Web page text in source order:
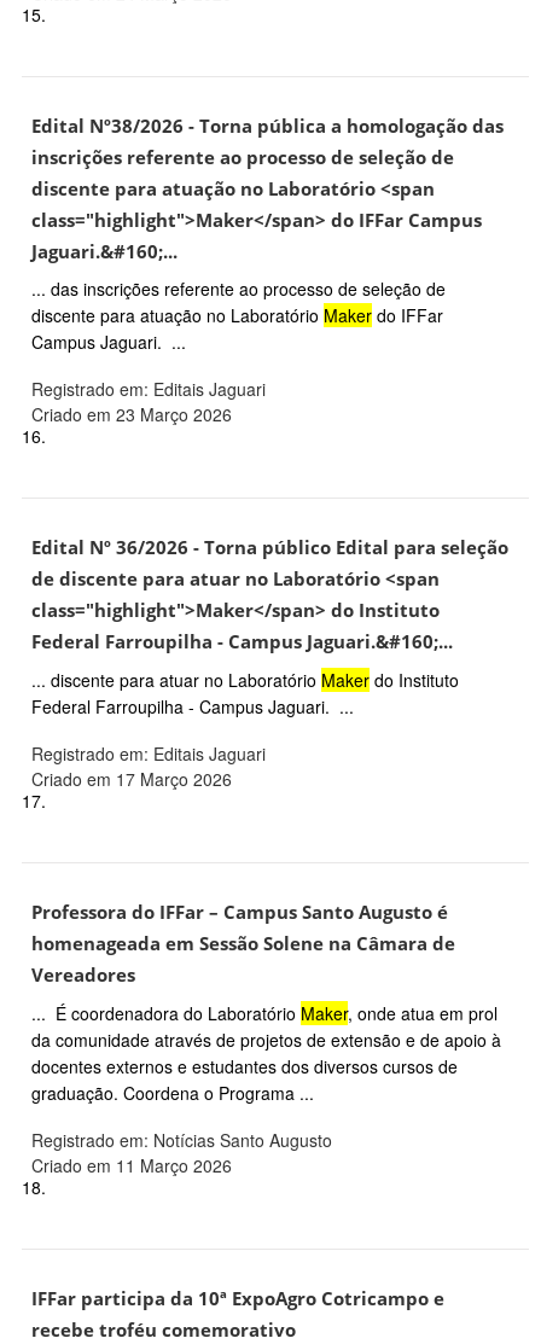
15.
Edital Nº38/2026 - Torna pública a homologação das
inscrições referente ao processo de seleção de
discente para atuação no Laboratório <span
class="highlight">Maker</span> do IFFar Campus
Jaguari.&#160;...
... das inscrições referente ao processo de seleção de
discente para atuação no Laboratório Maker do IFFar
Campus Jaguari. ...
Registrado em: Editais Jaguari
Criado em 23 Março 2026
16.
Edital Nº 36/2026 - Torna público Edital para seleção
de discente para atuar no Laboratório <span
class="highlight">Maker</span> do Instituto
Federal Farroupilha - Campus Jaguari.&#160;...
... discente para atuar no Laboratório Maker do Instituto
Federal Farroupilha - Campus Jaguari. ...
Registrado em: Editais Jaguari
Criado em 17 Março 2026
17.
Professora do IFFar – Campus Santo Augusto é
homenageada em Sessão Solene na Câmara de
Vereadores
... É coordenadora do Laboratório Maker, onde atua em prol
da comunidade através de projetos de extensão e de apoio à
docentes externos e estudantes dos diversos cursos de
graduação. Coordena o Programa ...
Registrado em: Notícias Santo Augusto
Criado em 11 Março 2026
18.
IFFar participa da 10ª ExpoAgro Cotricampo e
recebe troféu comemorativo